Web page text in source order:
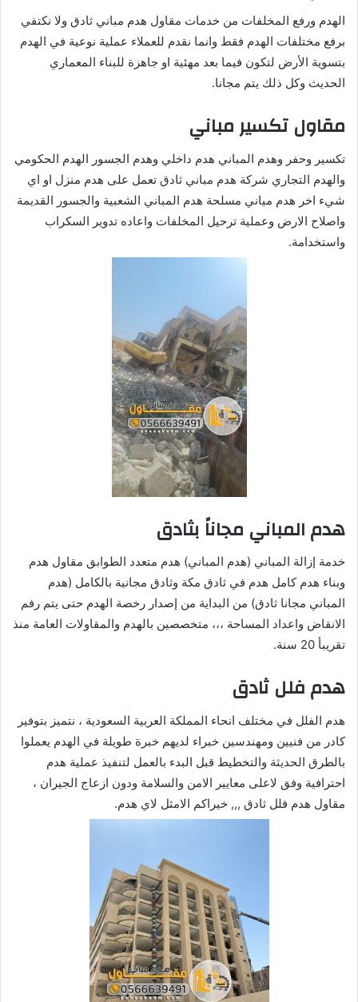
الهدم ورفع المخلفات من خدمات مقاول هدم مباني ثادق ولا نكتفي
برفع مختلفات الهدم فقط وانما نقدم للعملاء عملية نوعية في الهدم
بتسوية الأرض لتكون فيما بعد مهئية او جاهزة للبناء المعماري
الحديث وكل ذلك يتم مجانا.
مقاول تكسير مباني
تكسير وحفر وهدم المباني هدم داخلي وهدم الجسور الهدم الحكومي
والهدم التجاري شركة هدم مباني ثادق تعمل على هدم منزل او اي
شيء اخر هدم مياني مسلحة هدم المباني الشعبية والجسور القديمة
واصلاح الارض وعملية ترحيل المخلفات واعاده تدوير السكراب
واستخدامة.
هدم المباني مجاناً بثادق
خدمة إزالة المباني (هدم المباني) هدم متعدد الطوابق مقاول هدم
وبناء هدم كامل هدم في ثادق مكة وثادق مجانية بالكامل (هدم
المباني مجانا ثادق) من البداية من إصدار رخصة الهدم حتى يتم رفم
الانقاض واعداد المساحة ،،، متخصصين بالهدم والمقاولات العامة منذ
تقريبأ 20 سنة.
هدم فلل ثادق
هدم الفلل في مختلف انحاء المملكة العربية السعودية ، نتميز بتوفير
كادر من فنيين ومهندسين خبراء لديهم خبرة طويلة في الهدم يعملوا
بالطرق الحديثة والتخطيط قبل البدء بالعمل لتنفيذ عملية هدم
احترافية وفق لاعلى معايير الامن والسلامة ودون ازعاج الجيران ،
مقاول هدم فلل ثادق ,,, خيراكم الامثل لاي هدم.